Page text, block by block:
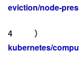
eviction/node-
4）
kubernetes/